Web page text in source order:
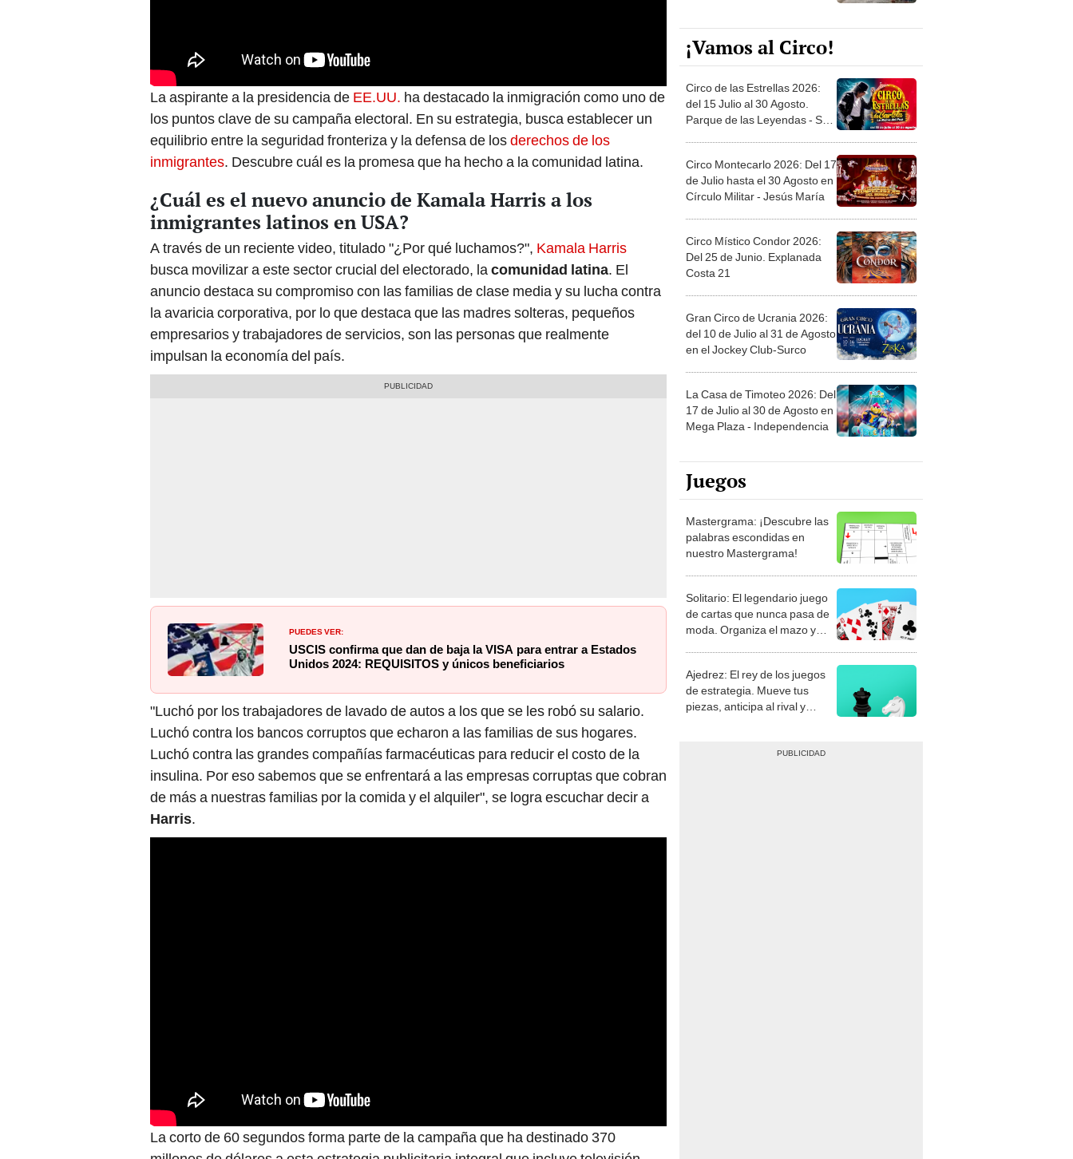
La aspirante a la presidencia de EE.UU. ha destacado la inmigración como uno de
los puntos clave de su campaña electoral. En su estrategia, busca establecer un
equilibrio entre la seguridad fronteriza y la defensa de losderechos de los
inmigrantes. Descubre cuál es la promesa que ha hecho a la comunidad latina.
¿Cuál es el nuevo anuncio de Kamala Harris a los
inmigrantes latinos en USA?
A través de un reciente video, titulado "¿Por qué luchamos?", Kamala Harris
busca movilizar a este sector crucial del electorado, la comunidad latina. El
anuncio destaca su compromiso con las familias de clase media y su lucha contra
la avaricia corporativa, por lo que destaca que las madres solteras, pequeños
empresarios y trabajadores de servicios, son las personas que realmente
impulsan la economía del país.
PUEDES VER:
USCIS confirma que dan de baja la VISA para entrar a Estados
Unidos 2024: REQUISITOS y únicos beneficiarios
"Luchó por los trabajadores de lavado de autos a los que se les robó su salario.
Luchó contra los bancos corruptos que echaron a las familias de sus hogares.
Luchó contra las grandes compañías farmacéuticas para reducir el costo de la
insulina. Por eso sabemos que se enfrentará a las empresas corruptas que cobran
de más a nuestras familias por la comida y el alquiler", se logra escuchar decir a
Harris.
La corto de 60 segundos forma parte de la campaña que ha destinado 370
¡Vamos al Circo!
Circo de las Estrellas 2026:
del 15 Julio al 30 Agosto.
Parque de las Leyendas - San
Circo Montecarlo 2026: Del 17
de Julio hasta el 30 Agosto en
Círculo Militar - Jesús María
Circo Místico Condor 2026:
Del 25 de Junio. Explanada
Costa 21
Gran Circo de Ucrania 2026:
del 10 de Julio al 31 de Agosto
en el Jockey Club-Surco
La Casa de Timoteo 2026: Del
17 de Julio al 30 de Agosto en
Mega Plaza - Independencia
Juegos
Mastergrama: ¡Descubre las
palabras escondidas en
nuestro Mastergrama!
Solitario: El legendario juego
de cartas que nunca pasa de
moda. Organiza el mazo y
Ajedrez: El rey de los juegos
de estrategia. Mueve tus
piezas, anticipa al rival y